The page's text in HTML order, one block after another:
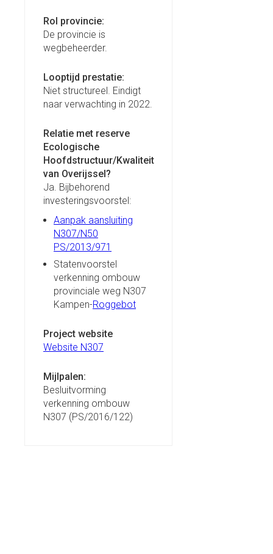
Rol provincie:
De provincie is
wegbeheerder.
Looptijd prestatie:
Niet structureel. Eindigt
naar verwachting in 2022.
Relatie met reserve
Ecologische
Hoofdstructuur/Kwaliteit
van Overijssel?
Ja. Bijbehorend
investeringsvoorstel:
Aanpak aansluiting
N307/N50
PS/2013/971
Statenvoorstel
verkenning ombouw
provinciale weg N307
Kampen-Roggebot
Project website
Website N307
Mijlpalen:
Besluitvorming
verkenning ombouw
N307 (PS/2016/122)